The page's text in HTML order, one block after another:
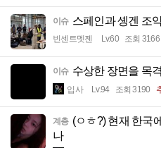
이슈 스페인과 솅겐 조
빈센트멧젠 Lv.60 조회 3166
이슈 수상한 장면을 목
입사 Lv.94 조회 3190
계층 (ㅇㅎ?) 현재 한국
나